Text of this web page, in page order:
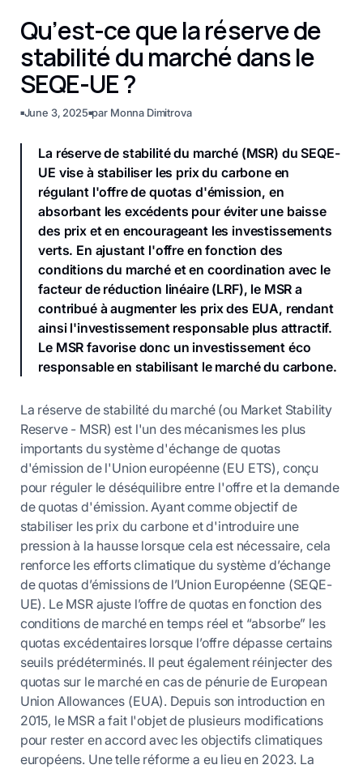
Qu’est-ce que la réserve de
stabilité du marché dans le
SEQE-UE ?
■June 3, 2025■par Monna Dimitrova
La réserve de stabilité du marché (MSR) du SEQE-
UE vise à stabiliser les prix du carbone en
régulant l'offre de quotas d'émission, en
absorbant les excédents pour éviter une baisse
des prix et en encourageant les investissements
verts. En ajustant l'offre en fonction des
conditions du marché et en coordination avec le
facteur de réduction linéaire (LRF), le MSR a
contribué à augmenter les prix des EUA, rendant
ainsi l'investissement responsable plus attractif.
Le MSR favorise donc un investissement éco
responsable en stabilisant le marché du carbone.
La réserve de stabilité du marché (ou Market Stability
Reserve - MSR) est l'un des mécanismes les plus
importants du système d'échange de quotas
d'émission de l'Union européenne (EU ETS), conçu
pour réguler le déséquilibre entre l'offre et la demande
de quotas d'émission. Ayant comme objectif de
stabiliser les prix du carbone et d'introduire une
pression à la hausse lorsque cela est nécessaire, cela
renforce les efforts climatique du système d’échange
de quotas d’émissions de l’Union Européenne (SEQE-
UE). Le MSR ajuste l’offre de quotas en fonction des
conditions de marché en temps réel et “absorbe” les
quotas excédentaires lorsque l’offre dépasse certains
seuils prédéterminés. Il peut également réinjecter des
quotas sur le marché en cas de pénurie de European
Union Allowances (EUA). Depuis son introduction en
2015, le MSR a fait l'objet de plusieurs modifications
pour rester en accord avec les objectifs climatiques
européens. Une telle réforme a eu lieu en 2023. La